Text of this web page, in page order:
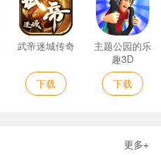
武帝迷城传奇
下载
主题公园的乐
趣3D
下载
更多+